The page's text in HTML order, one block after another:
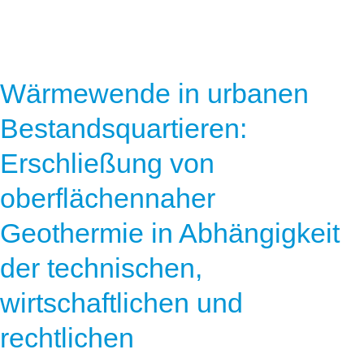
Wärmewende in urbanen
Bestandsquartieren:
Erschließung von
oberflächennaher
Geothermie in Abhängigkeit
der technischen,
wirtschaftlichen und
rechtlichen